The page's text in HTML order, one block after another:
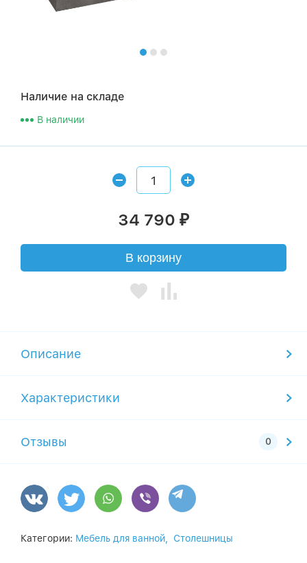
Наличие на складе
В наличии
34 790 ₽
В корзину
Описание
Характеристики
Отзывы
Категории: Мебель для ванной, Столешницы